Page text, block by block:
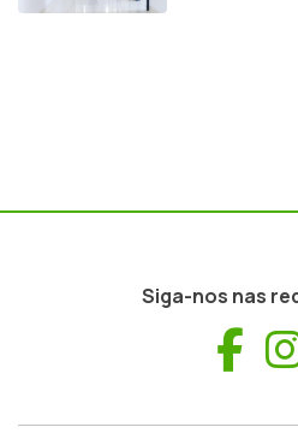
Siga-nos nas